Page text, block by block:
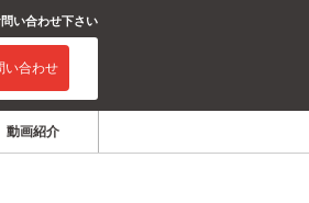
い合わせ下さい
い合わせ
動画紹介